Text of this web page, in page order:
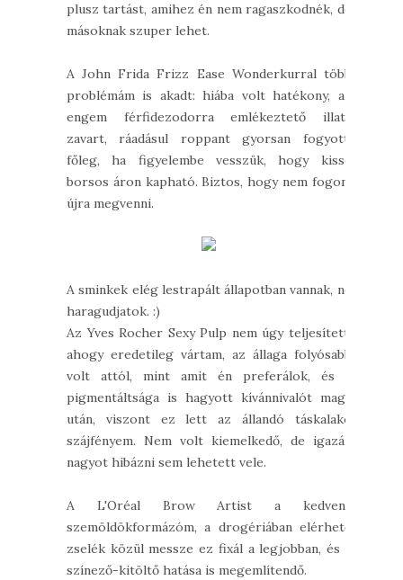
plusz tartást, amihez én nem ragaszkodnék, de
másoknak szuper lehet.
A John Frida Frizz Ease Wonderkurral több
problémám is akadt: hiába volt hatékony, az
engem férfidezodorra emlékeztető illata
zavart, ráadásul roppant gyorsan fogyott,
főleg, ha figyelembe vesszük, hogy kissé
borsos áron kapható. Biztos, hogy nem fogom
újra megvenni.
A sminkek elég lestrapált állapotban vannak, ne
haragudjatok. :)
Az Yves Rocher Sexy Pulp nem úgy teljesített,
ahogy eredetileg vártam, az állaga folyósabb
volt attól, mint amit én preferálok, és a
pigmentáltsága is hagyott kívánnivalót maga
után, viszont ez lett az állandó táskalakó
szájfényem. Nem volt kiemelkedő, de igazán
nagyot hibázni sem lehetett vele.
A L'Oréal Brow Artist a kedvenc
szemöldökformázóm, a drogériában elérhető
zselék közül messze ez fixál a legjobban, és a
színező-kitöltő hatása is megemlítendő.